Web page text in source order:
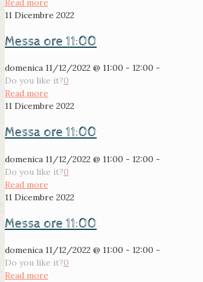
11 Dicembre 2022
Messa ore 11:00
domenica 11/12/2022 @ 11:00 - 12:00 -
Do you like it?0
Read more
11 Dicembre 2022
Messa ore 11:00
domenica 11/12/2022 @ 11:00 - 12:00 -
Do you like it?0
Read more
11 Dicembre 2022
Messa ore 11:00
domenica 11/12/2022 @ 11:00 - 12:00 -
Do you like it?0
Read more